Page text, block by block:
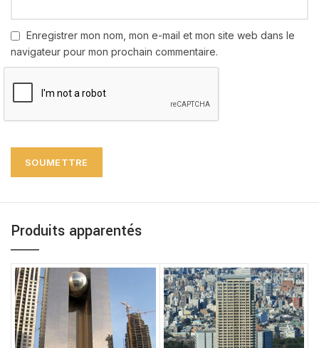
Enregistrer mon nom, mon e-mail et mon site web dans le
navigateur pour mon prochain commentaire.
Produits apparentés